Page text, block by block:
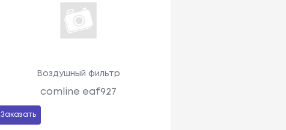
Воздушный фильтр
comline eaf927
Заказать